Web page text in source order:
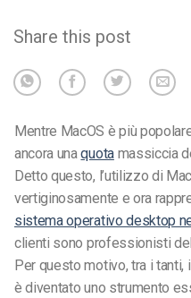
Share this post
Mentre MacOS è più
ancora unaquotamassiccia
Detto questo, l’utilizzo di
vertiginosamente e ora
sistema operativo desktop
clienti sono professionisti
Per questo motivo, tra i
è diventato uno strumento